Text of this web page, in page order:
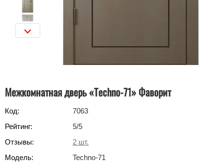
Межкомнатная дверь «Techno-71» Фаворит
Код:
7063
Рейтинг:
5/5
Отзывы:
2 шт.
Модель:
Techno-71